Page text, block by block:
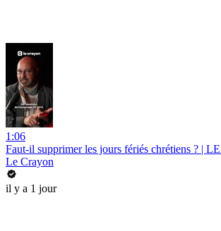
1:06
Faut-il supprimer les jours fériés chrétiens ? |
Le Crayon
il y a 1 jour